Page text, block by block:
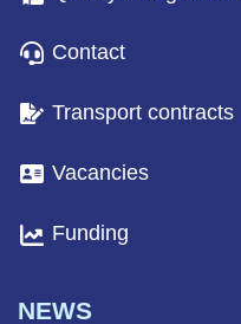
Contact
Transport contracts
Vacancies
Funding
NEWS